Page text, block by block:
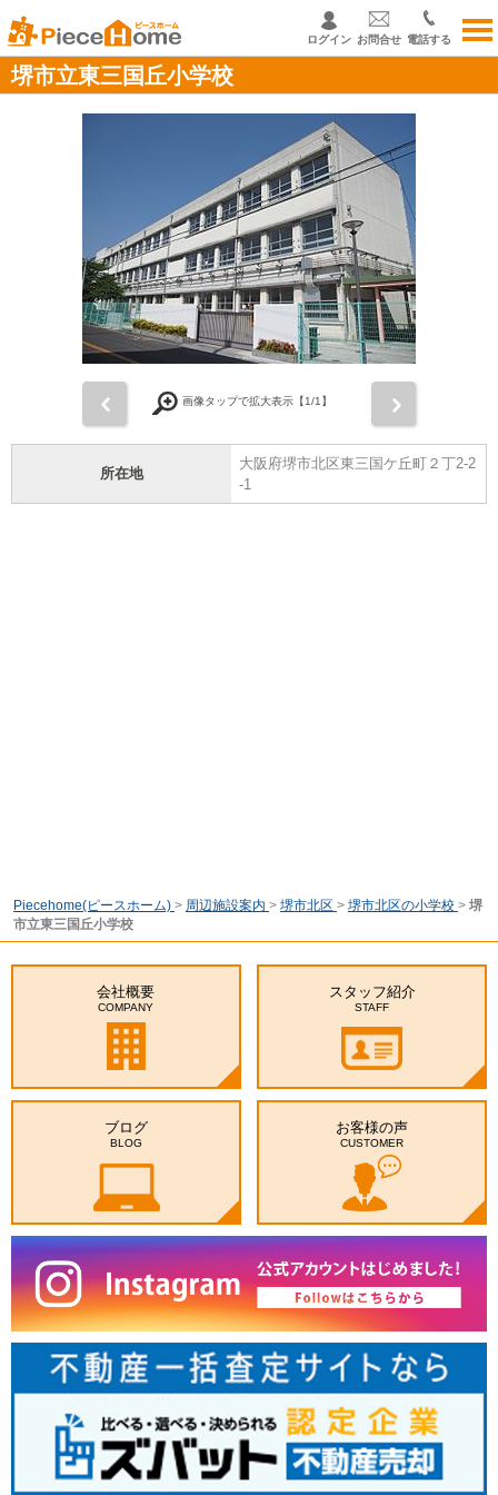
ログイン お問合せ 電話する
堺市立東三国丘小学校
画像タップで拡大表示【1/1】
所在地
大阪府堺市北区東三国ケ丘町２丁2-2
-1
Piecehome(ピースホーム) > 周辺施設案内 > 堺市北区 > 堺市北区の小学校 > 堺
市立東三国丘小学校
会社概要
COMPANY
スタッフ紹介
STAFF
ブログ
BLOG
お客様の声
CUSTOMER